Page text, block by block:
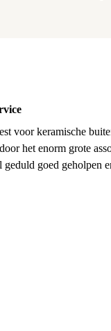
voor keramische
het enorm grote
goed geholpen